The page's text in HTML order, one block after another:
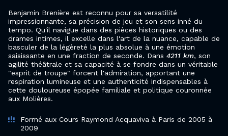
Benjamin Brenière est reconnu pour sa versatilité
impressionnante, sa précision de jeu et son sens inné du
tempo. Qu'il navigue dans des pièces historiques ou des
drames intimes, il excelle dans l'art de la nuance, capable de
basculer de la légèreté la plus absolue à une émotion
saisissante en une fraction de seconde. Dans 4211 km, son
agilité théâtrale et sa capacité à se fondre dans un véritable
"esprit de troupe" forcent l'admiration, apportant une
respiration lumineuse et une authenticité indispensables à
cette douloureuse épopée familiale et politique couronnée
aux Molières.
Formé aux Cours Raymond Acquaviva à Paris de 2005 à
2009